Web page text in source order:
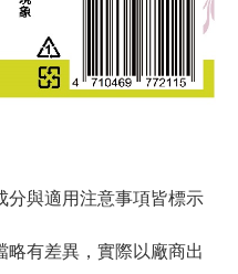
分與適用注意事項皆標示
有差異，實際以廠商出